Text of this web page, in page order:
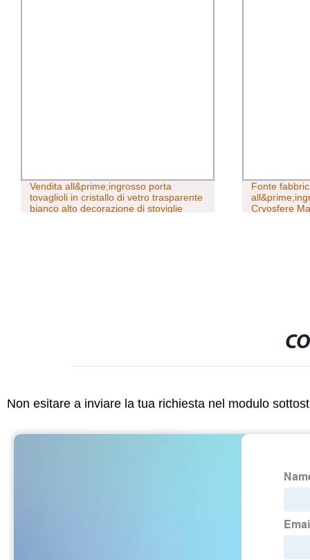
Vendita all&prime;ingrosso porta
tovaglioli in cristallo di vetro trasparente
bianco alto decorazione di stoviglie
Fonte
Cryosfere
Non esitare a inviare la tua richiesta nel modulo